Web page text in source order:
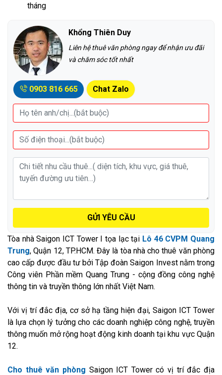
tháng
Khổng Thiên Duy
Liên hệ thuê văn phòng ngay để nhận ưu đãi
và chăm sóc tốt nhất
0903 816 665 Chat Zalo
GỬI YÊU CẦU
Tòa nhà Saigon ICT Tower I tọa lạc tại Lô 46 CVPM Quang
Trung, Quận 12, TP.HCM. Đây là tòa nhà cho thuê văn phòng
cao cấp được đầu tư bởi Tập đoàn Saigon Invest nằm trong
Công viên Phần mềm Quang Trung - cộng đồng công nghệ
thông tin và truyền thông lớn nhất Việt Nam.
Với vị trí đắc địa, cơ sở hạ tầng hiện đại, Saigon ICT Tower
là lựa chọn lý tưởng cho các doanh nghiệp công nghệ, truyền
thông muốn mở rộng hoạt động kinh doanh tại khu vực Quận
12.
Cho thuê văn phòng Saigon ICT Tower có vị trí đắc địa